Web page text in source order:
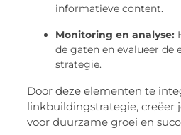
informatieve content.
Monitoring en analyse:
de gaten en evalueer de
strategie.
Door deze elementen te
linkbuildingstrategie, creëer
voor duurzame groei en